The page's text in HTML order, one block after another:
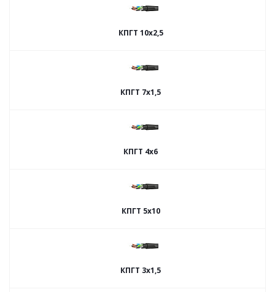
КПГТ 10х2,5
КПГТ 7х1,5
КПГТ 4х6
КПГТ 5х10
КПГТ 3х1,5